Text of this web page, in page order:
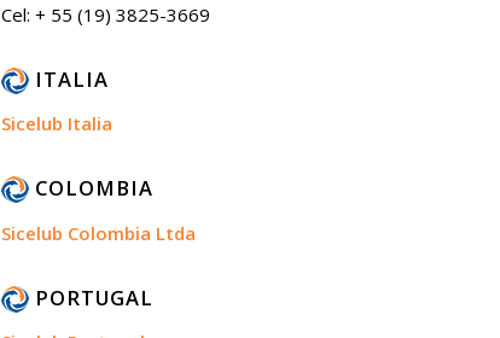
Cel: + 55 (19) 3825-3669
ITALIA
Sicelub Italia
COLOMBIA
Sicelub Colombia Ltda
PORTUGAL